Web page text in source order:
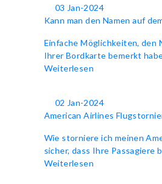
03 Jan-2024
Kann man den Namen auf
Einfache Möglichkeiten, den
Ihrer Bordkarte bemerkt
Weiterlesen
02 Jan-2024
American Airlines
Wie storniere ich meinen
sicher, dass Ihre
Weiterlesen